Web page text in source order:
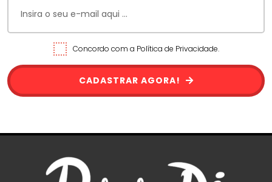
Concordo com a Política de Privacidade.
CADASTRAR AGORA!